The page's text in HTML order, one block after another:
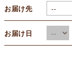
お届け先
お届け日